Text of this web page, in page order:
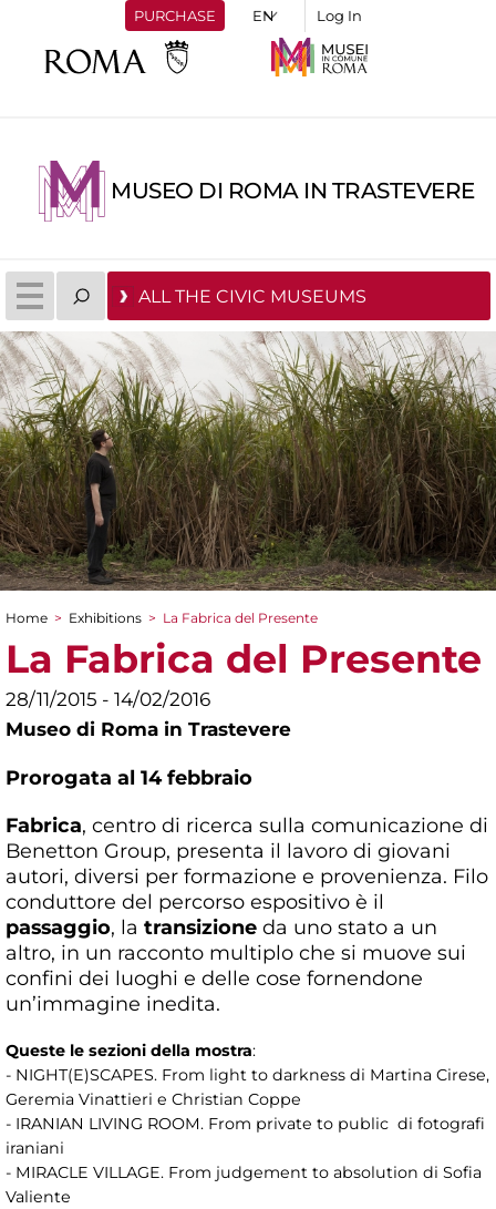
PURCHASE Log In
MUSEO DI ROMA IN TRASTEVERE
ALL THE CIVIC MUSEUMS
You are here
Home > Exhibitions > La Fabrica del Presente
La Fabrica del Presente
28/11/2015 - 14/02/2016
Museo di Roma in Trastevere
Prorogata al 14 febbraio
Fabrica, centro di ricerca sulla comunicazione di
Benetton Group, presenta il lavoro di giovani
autori, diversi per formazione e provenienza. Filo
conduttore del percorso espositivo è il
passaggio, la transizione da uno stato a un
altro, in un racconto multiplo che si muove sui
confini dei luoghi e delle cose fornendone
un’immagine inedita.
Queste le sezioni della mostra:
- NIGHT(E)SCAPES. From light to darkness di Martina Cirese,
Geremia Vinattieri e Christian Coppe
- IRANIAN LIVING ROOM. From private to public di fotografi
iraniani
- MIRACLE VILLAGE. From judgement to absolution di Sofia
Valiente